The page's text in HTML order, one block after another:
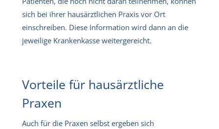
sich bei ihrer hausärztlichen Praxis vor Ort
einschreiben. Diese Information wird dann an die
jeweilige Krankenkasse weitergereicht.
Vorteile für hausärztliche
Praxen
Auch für die Praxen selbst ergeben sich